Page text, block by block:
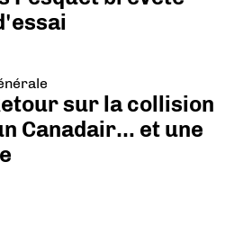
sur la collision
Canadair… et une